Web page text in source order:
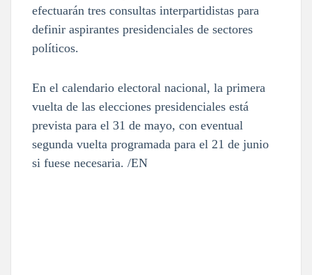
efectuarán tres consultas interpartidistas para
definir aspirantes presidenciales de sectores
políticos.
En el calendario electoral nacional, la primera
vuelta de las elecciones presidenciales está
prevista para el 31 de mayo, con eventual
segunda vuelta programada para el 21 de junio
si fuese necesaria. /EN